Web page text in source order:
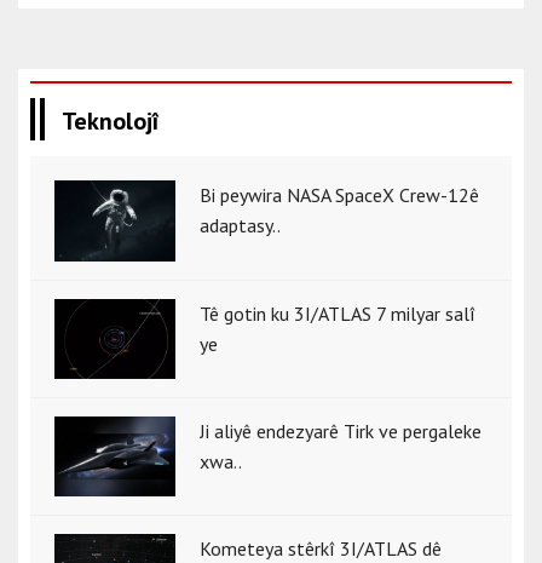
Teknolojî
Bi peywira NASA SpaceX Crew-12ê
adaptasy..
Tê gotin ku 3I/ATLAS 7 milyar salî
ye
Ji aliyê endezyarê Tirk ve pergaleke
xwa..
Kometeya stêrkî 3I/ATLAS dê